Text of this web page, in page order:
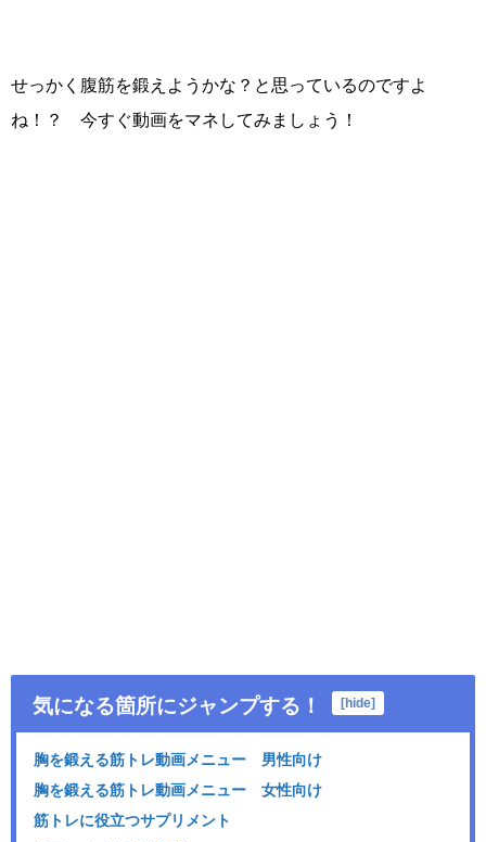
せっかく腹筋を鍛えようかな？と思っているのですよ
ね！？ 今すぐ動画をマネしてみましょう！
気になる箇所にジャンプする！ hide
胸を鍛える筋トレ動画メニュー 男性向け
胸を鍛える筋トレ動画メニュー 女性向け
筋トレに役立つサプリメント